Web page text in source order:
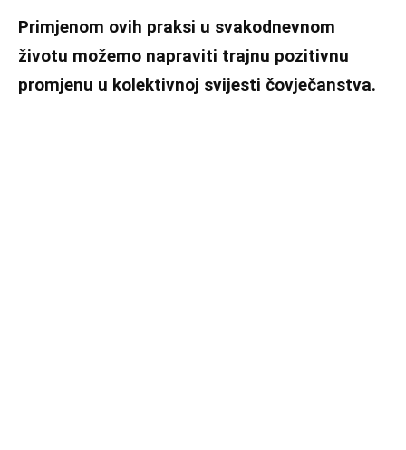
Primjenom ovih praksi u svakodnevnom
životu možemo napraviti trajnu pozitivnu
promjenu u kolektivnoj svijesti čovječanstva.